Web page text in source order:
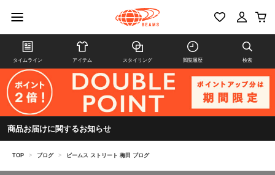
タイムライン アイテム スタイリング 閲覧履歴 検索
商品お届けに関するお知らせ
TOP > ブログ > ビームス ストリート 梅田 ブログ